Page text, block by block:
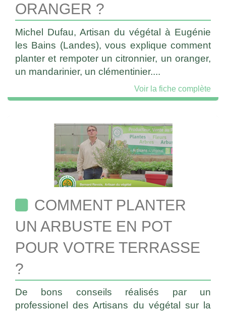
ORANGER ?
Michel Dufau, Artisan du végétal à Eugénie
les Bains (Landes), vous explique comment
planter et rempoter un citronnier, un oranger,
un mandarinier, un clémentinier....
Voir la fiche complète
COMMENT PLANTER
UN ARBUSTE EN POT
POUR VOTRE TERRASSE
?
De bons conseils réalisés par un
professionel des Artisans du végétal sur la